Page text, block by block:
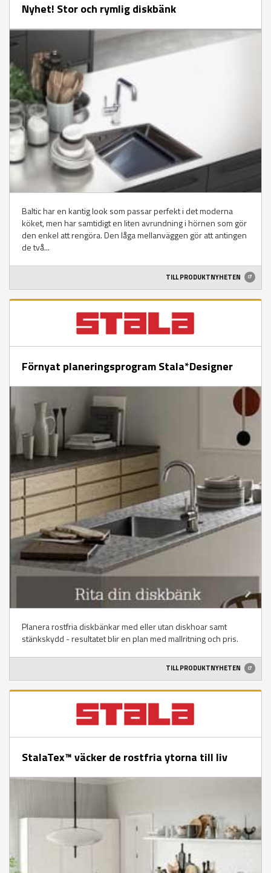
Nyhet! Stor och rymlig diskbänk
Baltic har en kantig look som passar perfekt i det moderna
köket, men har samtidigt en liten avrundning i hörnen som gör
den enkel att rengöra. Den låga mellanväggen gör att antingen
de två...
TILL PRODUKTNYHETEN
Förnyat planeringsprogram Stala*Designer
Planera rostfria diskbänkar med eller utan diskhoar samt
stänkskydd - resultatet blir en plan med mallritning och pris.
TILL PRODUKTNYHETEN
StalaTex™ väcker de rostfria ytorna till liv